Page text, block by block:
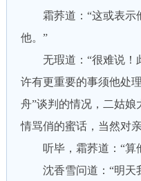
霜荞道：“这或表示
他。”
无瑕道：“很难说！
许有更重要的事须他处
舟”谈判的情况，二姑
情骂俏的蜜话，当然对
听毕，霜荞道：“算
沈香雪问道：“明天